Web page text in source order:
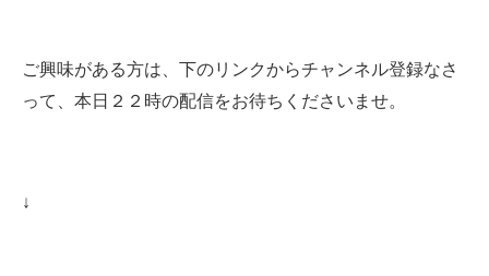
ご興味がある方は、下のリンクからチャンネル登録なさ
って、本日２２時の配信をお待ちくださいませ。
↓